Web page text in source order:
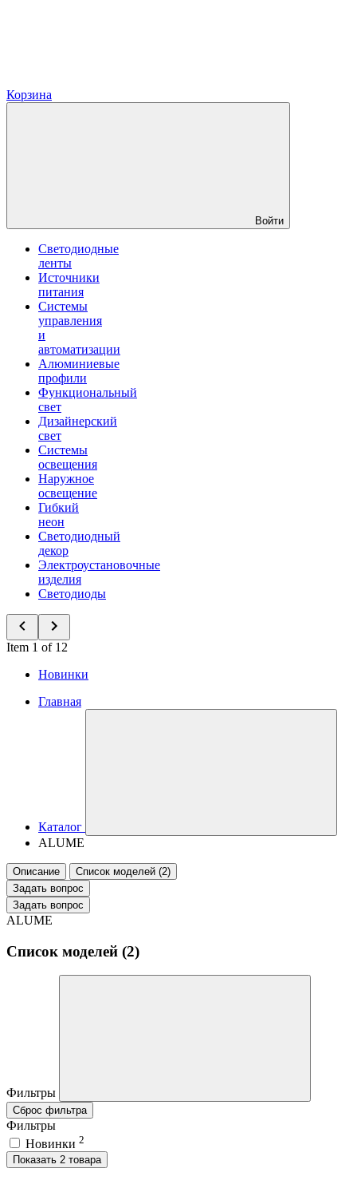
Корзина
Войти
Светодиодные
ленты
Источники
питания
Системы
управления
и
автоматизации
Алюминиевые
профили
Функциональный
свет
Дизайнерский
свет
Системы
освещения
Наружное
освещение
Гибкий
неон
Светодиодный
декор
Электроустановочные
изделия
Светодиоды
Item 1 of 12
Новинки
Главная
Каталог
ALUME
Описание
Список моделей (2)
Задать вопрос
Задать вопрос
ALUME
Список моделей (2)
Фильтры
Сброс фильтра
Фильтры
Новинки 2
Показать 2 товара